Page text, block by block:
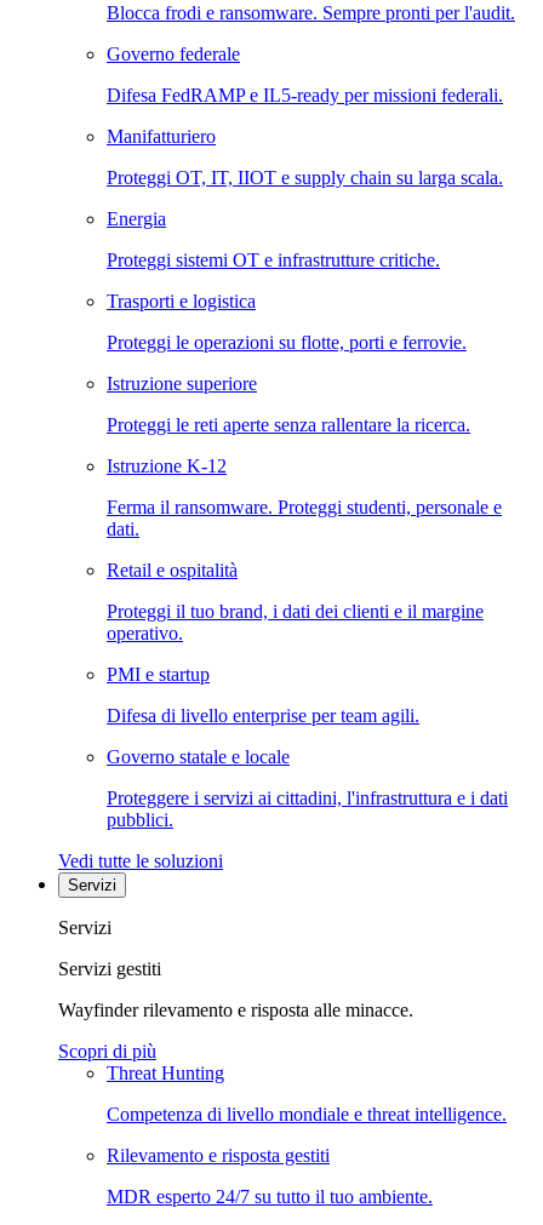
Blocca frodi e ransomware. Sempre pronti per l'audit.
Governo federale
Difesa FedRAMP e IL5-ready per missioni federali.
Manifatturiero
Proteggi OT, IT, IIOT e supply chain su larga scala.
Energia
Proteggi sistemi OT e infrastrutture critiche.
Trasporti e logistica
Proteggi le operazioni su flotte, porti e ferrovie.
Istruzione superiore
Proteggi le reti aperte senza rallentare la ricerca.
Istruzione K-12
Ferma il ransomware. Proteggi studenti, personale e
dati.
Retail e ospitalità
Proteggi il tuo brand, i dati dei clienti e il margine
operativo.
PMI e startup
Difesa di livello enterprise per team agili.
Governo statale e locale
Proteggere i servizi ai cittadini, l'infrastruttura e i dati
pubblici.
Vedi tutte le soluzioni
Servizi
Servizi
Servizi gestiti
Wayfinder rilevamento e risposta alle minacce.
Scopri di più
Threat Hunting
Competenza di livello mondiale e threat intelligence.
Rilevamento e risposta gestiti
MDR esperto 24/7 su tutto il tuo ambiente.